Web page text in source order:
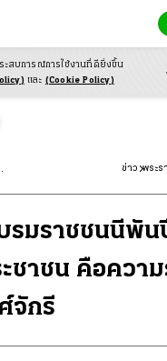
ข่าว พระร
รมราชชนนีพั
ชาชน คือควา
จักรี
ะสบการณ์การใช้งานที่ดียิ่งขึ้น
และ (Cookie Policy)